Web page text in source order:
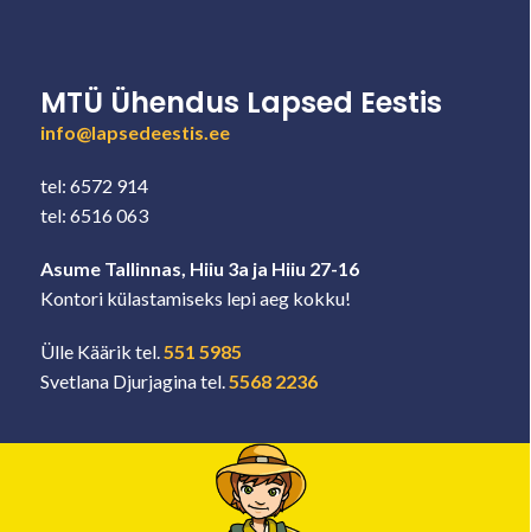
MTÜ Ühendus Lapsed Eestis
info@lapsedeestis.ee
tel: 6572 914
tel: 6516 063
Asume Tallinnas, Hiiu 3a ja Hiiu 27-16
Kontori külastamiseks lepi aeg kokku!
Ülle Käärik tel.551 5985
Svetlana Djurjagina tel.5568 2236